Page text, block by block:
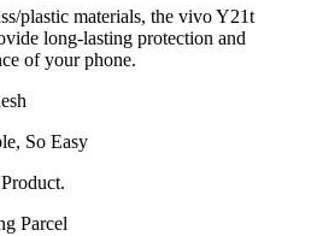
plastic materials, the vivo Y21t
long-lasting protection and
of your phone.
So Easy
Parcel